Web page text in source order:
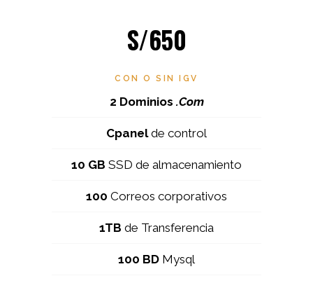
S/650
CON O SIN IGV
2 Dominios .Com
Cpanelde control
10 GB SSD de almacenamiento
100 Correos corporativos
1TB de Transferencia
100 BD Mysql